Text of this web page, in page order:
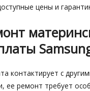
цены и
контактирует с
ее ремонт требует